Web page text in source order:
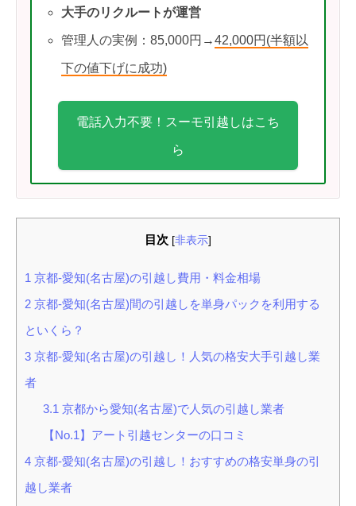
大手のリクルートが運営
管理人の実例：85,000円→42,000円(半額以
下の値下げに成功)
電話入力不要！スーモ引越しはこち
ら
目次 [非表示]
1 京都-愛知(名古屋)の引越し費用・料金相場
2 京都-愛知(名古屋)間の引越しを単身パックを利用する
といくら？
3 京都-愛知(名古屋)の引越し！人気の格安大手引越し業
者
3.1京都から愛知(名古屋)で人気の引越し業者
【No.1】アート引越センターの口コミ
4 京都-愛知(名古屋)の引越し！おすすめの格安単身の引
越し業者